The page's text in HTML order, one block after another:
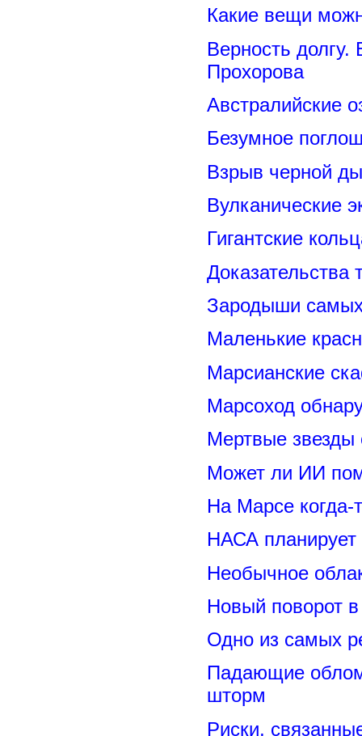
Какие вещи
Верность
Прохорова
Австралийские
Безумное
Взрыв черной
Вулканические
Гигантские
Доказательства
Зародыши самых
Маленькие
Марсианские
Марсоход
Мертвые звезды
Может ли ИИ
На Марсе когда-
НАСА
Необычное
Новый поворот
Одно из самых
Падающие
шторм
Риски,